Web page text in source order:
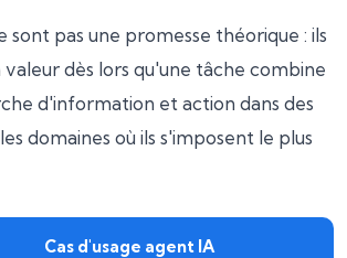
sont pas une promesse théorique : ils
dès lors qu'une tâche combine
d'information et action dans des
domaines où ils s'imposent le plus
Cas d'usage agent IA